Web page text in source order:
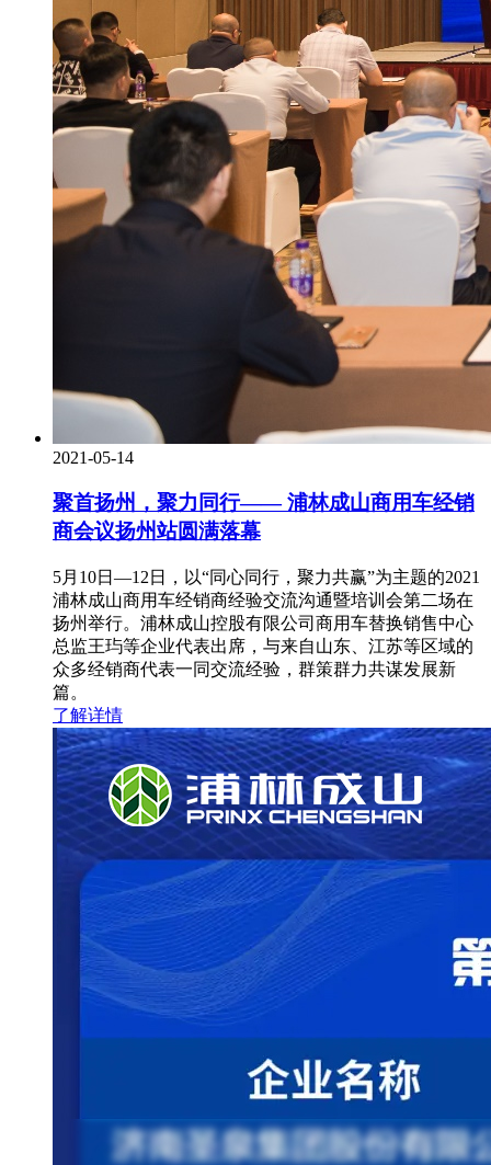
2021-05-14
聚首扬州，聚力同行—— 浦林成山商用车经销
商会议扬州站圆满落幕
5月10日—12日，以“同心同行，聚力共赢”为主题的2021
浦林成山商用车经销商经验交流沟通暨培训会第二场在
扬州举行。浦林成山控股有限公司商用车替换销售中心
总监王玙等企业代表出席，与来自山东、江苏等区域的
众多经销商代表一同交流经验，群策群力共谋发展新
篇。
了解详情